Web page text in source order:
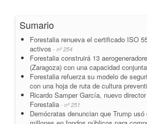
Sumario
Forestalia renueva el certificado ISO
activos - nº 254
Forestalia construirá 13
(Zaragoza) con una capacidad
Forestalia refuerza su modelo de
con una hoja de ruta de cultura
Ricardo Samper García, nuevo
Forestalia - nº 251
Demócratas denuncian que Trump